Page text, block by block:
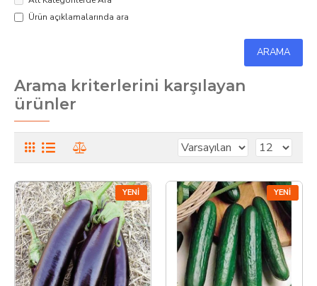
Ürün açıklamalarında ara
ARAMA
Arama kriterlerini karşılayan
ürünler
YENI YENI